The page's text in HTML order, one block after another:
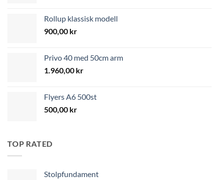
Rollup klassisk modell
900,00 kr
Privo 40 med 50cm arm
1.960,00 kr
Flyers A6 500st
500,00 kr
TOP RATED
Stolpfundament